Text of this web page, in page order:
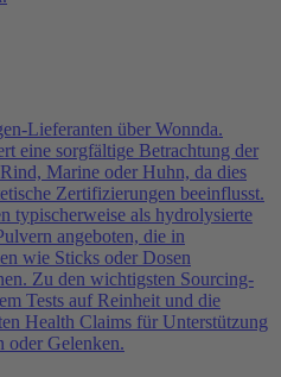
Lieferanten über Wonnda.
eine sorgfältige Betrachtung der
Marine oder Huhn, da dies
Zertifizierungen beeinflusst.
typischerweise als hydrolysierte
angeboten, die in
wie Sticks oder Dosen
Zu den wichtigsten Sourcing-
Tests auf Reinheit und die
Health Claims für Unterstützung
oder Gelenken.